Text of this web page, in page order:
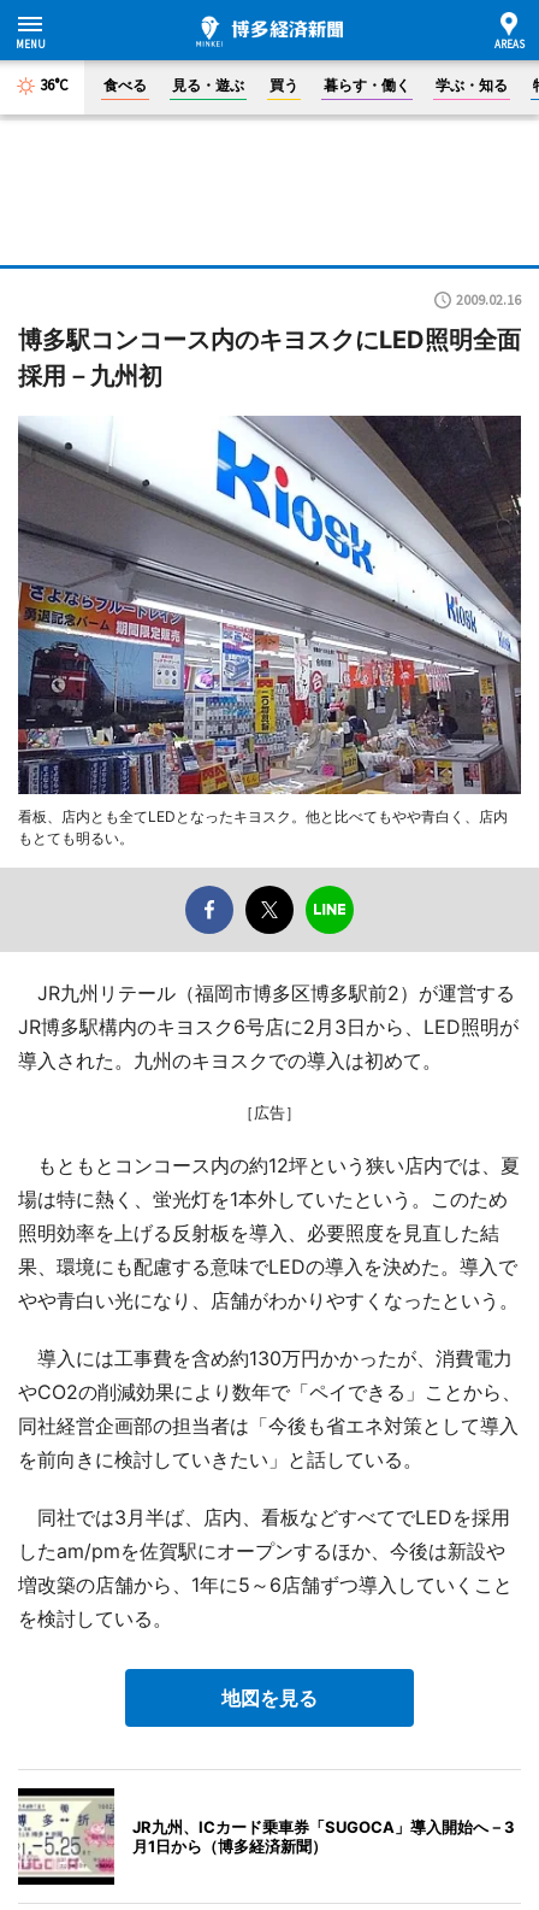
36°C 食べる 見る・遊ぶ 買う 暮らす・働く 学ぶ・知る
2009.02.16
博多駅コンコース内のキヨスクにLED照明全面
採用－九州初
看板、店内とも全てLEDとなったキヨスク。他と比べてもやや青白く、店内
もとても明るい。
JR九州リテール（福岡市博多区博多駅前2）が運営する
JR博多駅構内のキヨスク6号店に2月3日から、LED照明が
導入された。九州のキヨスクでの導入は初めて。
［広告］
もともとコンコース内の約12坪という狭い店内では、夏
場は特に熱く、蛍光灯を1本外していたという。このため
照明効率を上げる反射板を導入、必要照度を見直した結
果、環境にも配慮する意味でLEDの導入を決めた。導入で
やや青白い光になり、店舗がわかりやすくなったという。
導入には工事費を含め約130万円かかったが、消費電力
やCO2の削減効果により数年で「ペイできる」ことから、
同社経営企画部の担当者は「今後も省エネ対策として導入
を前向きに検討していきたい」と話している。
同社では3月半ば、店内、看板などすべてでLEDを採用
したam/pmを佐賀駅にオープンするほか、今後は新設や
増改築の店舗から、1年に5～6店舗ずつ導入していくこと
を検討している。
地図を見る
JR九州、ICカード乗車券「SUGOCA」導入開始へ－3
月1日から（博多経済新聞）